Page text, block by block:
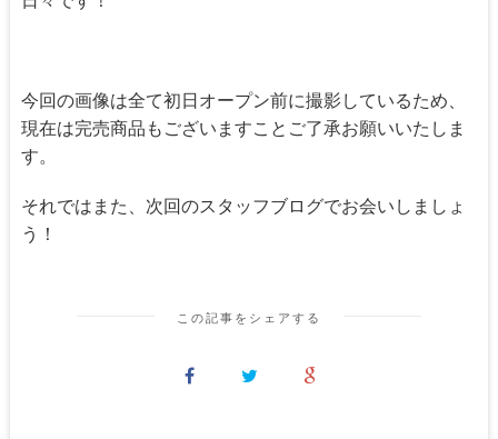
今回の画像は全て初日オープン前に撮影しているため、
現在は完売商品もございますことご了承お願いいたしま
す。
それではまた、次回のスタッフブログでお会いしましょ
う！
この記事をシェアする